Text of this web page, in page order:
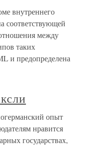
внутреннего
соответствующей
между
таких
и предопределена
опыт
нравится
государствах,